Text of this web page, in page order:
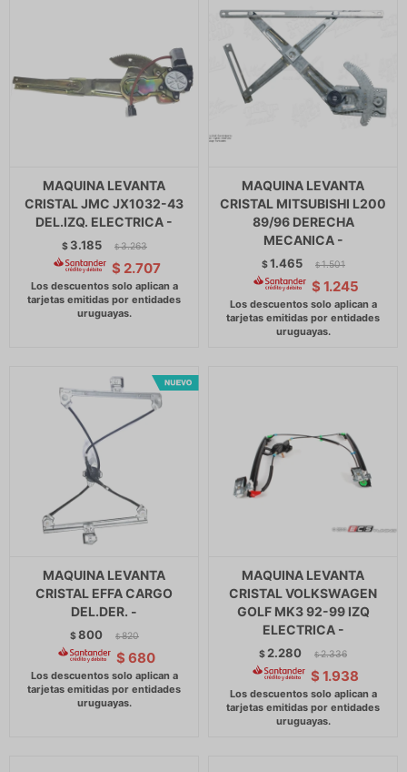
MAQUINA LEVANTA
CRISTAL JMC JX1032-43
DEL.IZQ. ELECTRICA -
$ 3.185 $ 3.263
$ 2.707
MAQUINA LEVANTA
CRISTAL MITSUBISHI L200
89/96 DERECHA
MECANICA -
$1.465 $ 1.501
$ 1.245
MAQUINA LEVANTA
CRISTAL EFFA CARGO
DEL.DER. -
$800 $ 820
$ 680
MAQUINA LEVANTA
CRISTAL VOLKSWAGEN
GOLF MK3 92-99 IZQ
ELECTRICA -
$ 2.280 $ 2.336
$ 1.938